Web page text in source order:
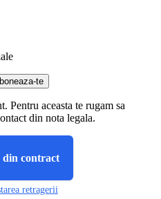
Pentru aceasta te rugam sa
din nota legala.
din contract
retragerii